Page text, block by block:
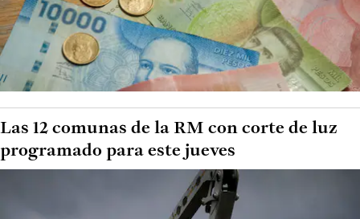
Las 12 comunas de la RM con corte de luz
programado para este jueves